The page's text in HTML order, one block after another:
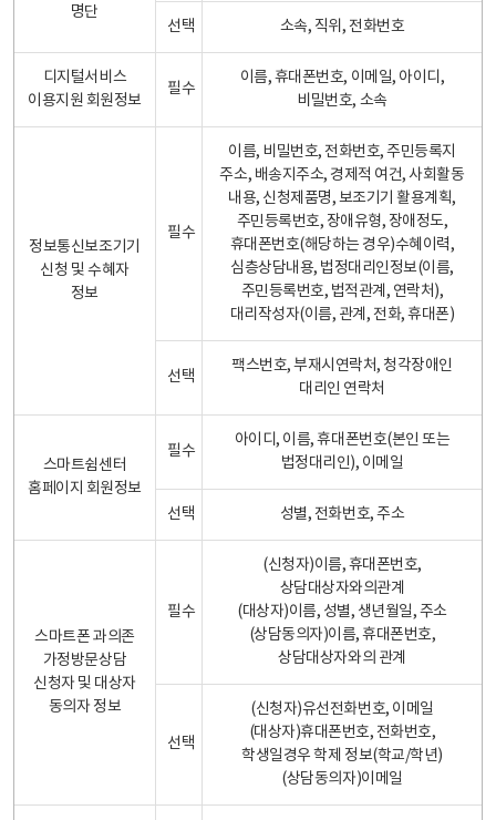
명단
선택 소속, 직위, 전화번호
디지털서비스
이용지원 회원정보
필수
이름, 휴대폰번호, 이메일, 아이디,
비밀번호, 소속
정보통신보조기기
신청 및 수혜자
정보
필수
이름, 비밀번호, 전화번호, 주민등록지
주소, 배송지주소, 경제적 여건, 사회활동
내용, 신청제품명, 보조기기 활용계획,
주민등록번호, 장애유형, 장애정도,
휴대폰번호(해당하는 경우)수혜이력,
심층상담내용, 법정대리인정보(이름,
주민등록번호, 법적관계, 연락처),
대리작성자(이름, 관계, 전화, 휴대폰)
선택
팩스번호, 부재시연락처, 청각장애인
대리인 연락처
스마트쉼센터
홈페이지 회원정보
필수
아이디, 이름, 휴대폰번호(본인 또는
법정대리인), 이메일
선택 성별, 전화번호, 주소
스마트폰 과의존
가정방문상담
신청자 및 대상자
동의자 정보
필수
(신청자)이름, 휴대폰번호,
상담대상자와의관계
(대상자)이름, 성별, 생년월일, 주소
(상담동의자)이름, 휴대폰번호,
상담대상자와의 관계
선택
(신청자)유선전화번호, 이메일
(대상자)휴대폰번호, 전화번호,
학생일경우 학제 정보(학교/학년)
(상담동의자)이메일